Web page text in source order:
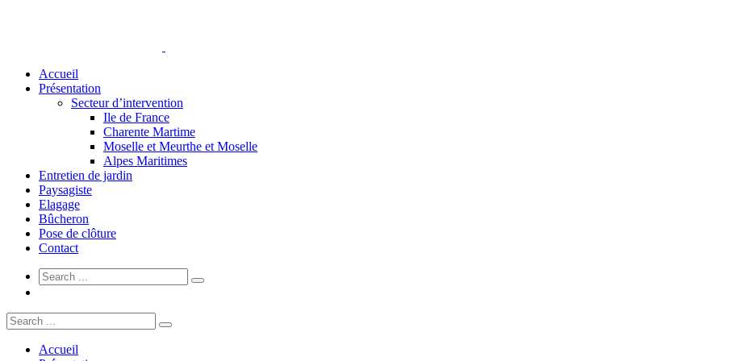
Accueil
Présentation
Secteur d’intervention
Ile de France
Charente Martime
Moselle et Meurthe et Moselle
Alpes Maritimes
Entretien de jardin
Paysagiste
Elagage
Bûcheron
Pose de clôture
Contact
Accueil